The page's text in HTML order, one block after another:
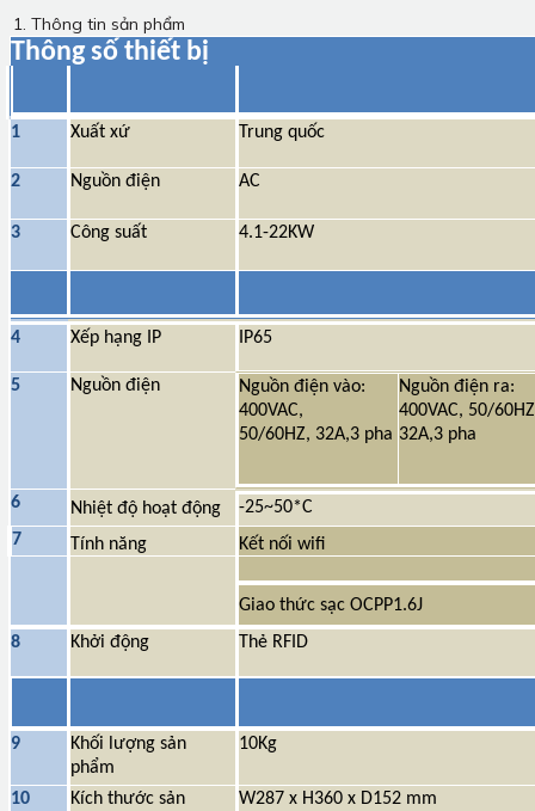
1. Thông tin sản phẩm
Thông số thiết bị
1 Xuất xứ Trung quốc
2 Nguồn điện AC
3 Công suất 4.1-22KW
4 Xếp hạng IP IP65
5 Nguồn điện
Nguồn điện vào:
400VAC,
50/60HZ, 32A,3 pha
Nguồn điện ra:
400VAC, 50/
32A,3 pha
6 Nhiệt độ hoạt động
-25~50*C
7
Tính năng Kết nối wifi
Giao thức sạc OCPP1.6J
8
Khởi động Thẻ RFID
9
Khối lượng sản
phẩm
10Kg
10 Kích thước sản W287 x H360 x D152 mm